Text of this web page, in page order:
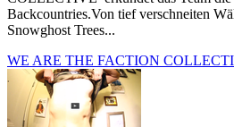
Backcountries.Von tief verschneiten
Snowghost Trees...
WE ARE THE FACTION